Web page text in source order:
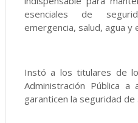
esenciales de
emergencia, salud, agua y
Instó a los titulares de
Administración Pública
garanticen la seguridad de